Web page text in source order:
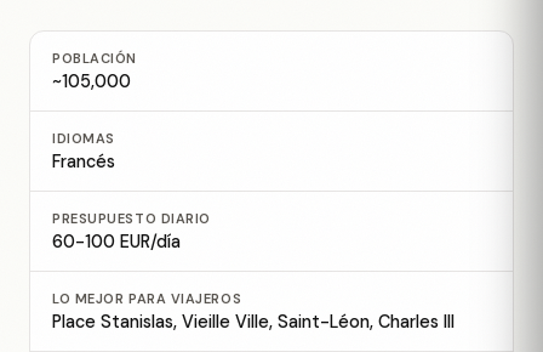
POBLACIÓN
~105,000
IDIOMAS
Francés
PRESUPUESTO DIARIO
60-100 EUR/día
LO MEJOR PARA VIAJEROS
Place Stanislas, Vieille Ville, Saint-Léon, Charles III